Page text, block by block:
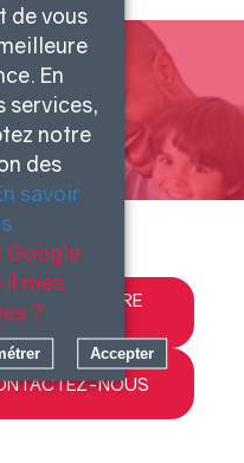
de vous
En
services,
notre
des
savoir
Google
mes
?
Accepter
engagement
!
VOTRE
AGENCE
NOUS